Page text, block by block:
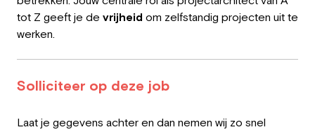
tot Z geeft je de vrijheid om zelfstandig projecten uit te
werken.
Solliciteer op deze job
Laat je gegevens achter en dan nemen wij zo snel